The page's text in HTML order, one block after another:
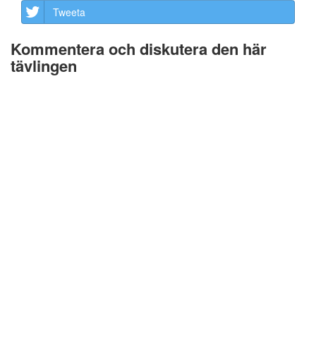
Tweeta
Kommentera och diskutera den här
tävlingen